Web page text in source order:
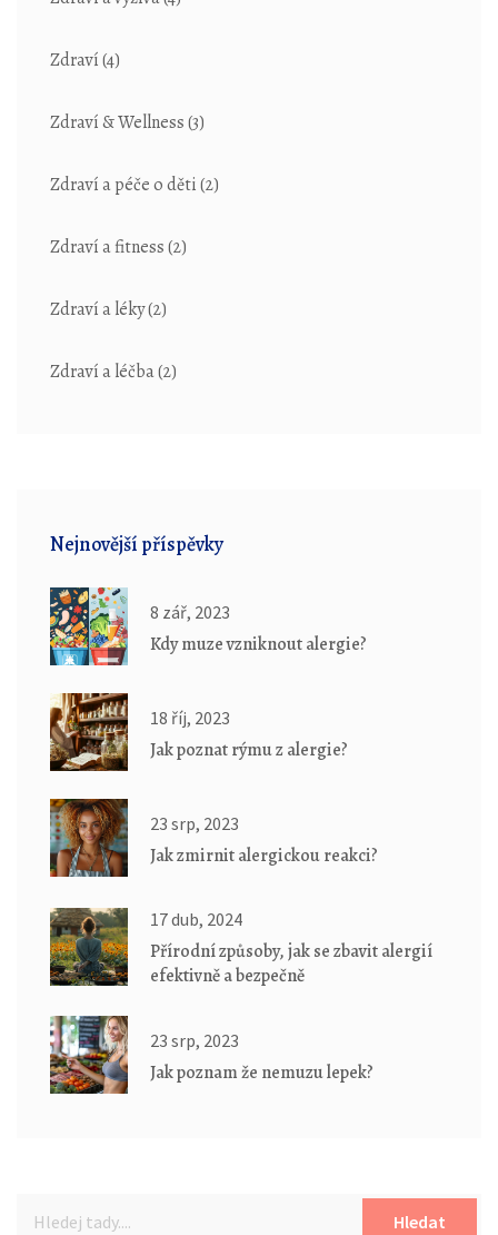
Zdraví(4)
Zdraví & Wellness(3)
Zdraví a péče o děti(2)
Zdraví a fitness(2)
Zdraví a léky(2)
Zdraví a léčba(2)
Nejnovější příspěvky
8 zář, 2023
Kdy muze vzniknout alergie?
18 říj, 2023
Jak poznat rýmu z alergie?
23 srp, 2023
Jak zmirnit alergickou reakci?
17 dub, 2024
Přírodní způsoby, jak se zbavit alergií
efektivně a bezpečně
23 srp, 2023
Jak poznam že nemuzu lepek?
Hledat